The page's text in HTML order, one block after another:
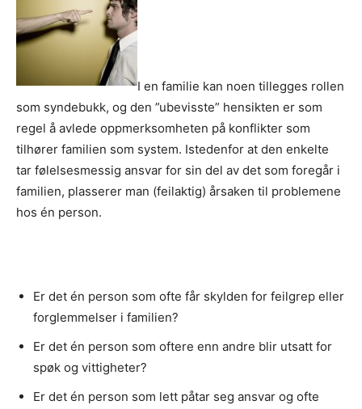
I en familie kan noen tillegges rollen
som syndebukk, og den ”ubevisste” hensikten er som
regel å avlede oppmerksomheten på konflikter som
tilhører familien som system. Istedenfor at den enkelte
tar følelsesmessig ansvar for sin del av det som foregår i
familien, plasserer man (feilaktig) årsaken til problemene
hos én person.
Er det én person som ofte får skylden for feilgrep eller
forglemmelser i familien?
Er det én person som oftere enn andre blir utsatt for
spøk og vittigheter?
Er det én person som lett påtar seg ansvar og ofte